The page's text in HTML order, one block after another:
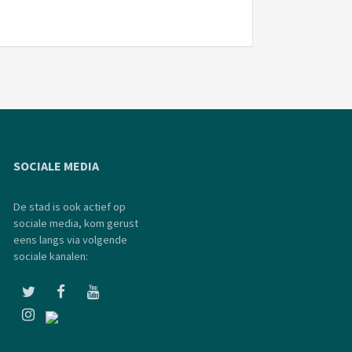
SOCIALE MEDIA
De stad is ook actief op
sociale media, kom gerust
eens langs via volgende
sociale kanalen: